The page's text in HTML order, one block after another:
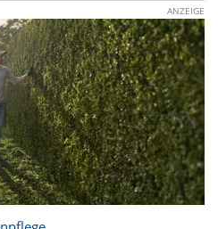
ANZEIGE